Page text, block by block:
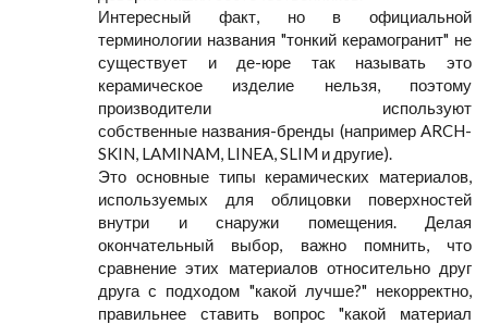
Интересный факт, но в официальной
терминологии названия "тонкий керамогранит" не
существует и де-юре так называть это
керамическое изделие нельзя, поэтому
производители используют
собственные названия-бренды (например ARCH-
SKIN, LAMINAM, LINEA, SLIM и другие).
Это основные типы керамических материалов,
используемых для облицовки поверхностей
внутри и снаружи помещения. Делая
окончательный выбор, важно помнить, что
сравнение этих материалов относительно друг
друга с подходом "какой лучше?" некорректно,
правильнее ставить вопрос "какой материал